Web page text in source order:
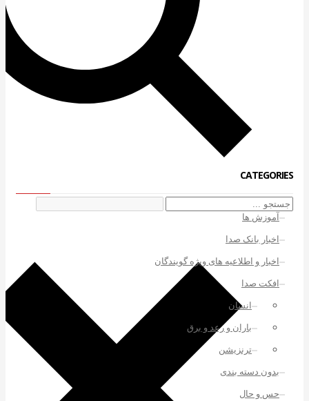
CATEGORIES
آموزش ها
اخبار بانک صدا
اخبار و اطلاعیه های ویژه گویندگان
افکت صدا
انسان
باران و رعد و برق
ترنزیشن
بدون دسته بندی
حس و حال